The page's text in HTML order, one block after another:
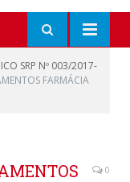
SRP Nº 003/2017-
FARMÁCIA
0